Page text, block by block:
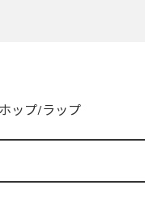
ップ/ラップ